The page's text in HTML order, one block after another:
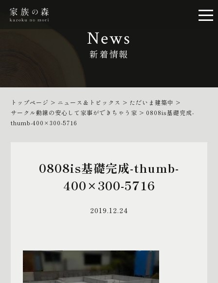
News
新着情報
トップページ > ニュース＆トピックス > ただいま建築中 >
サークル動線の安心して家事ができちゃう家 > 0808is基礎完成-
thumb-400×300-5716
0808is基礎完成-thumb-
400×300-5716
2019.12.24